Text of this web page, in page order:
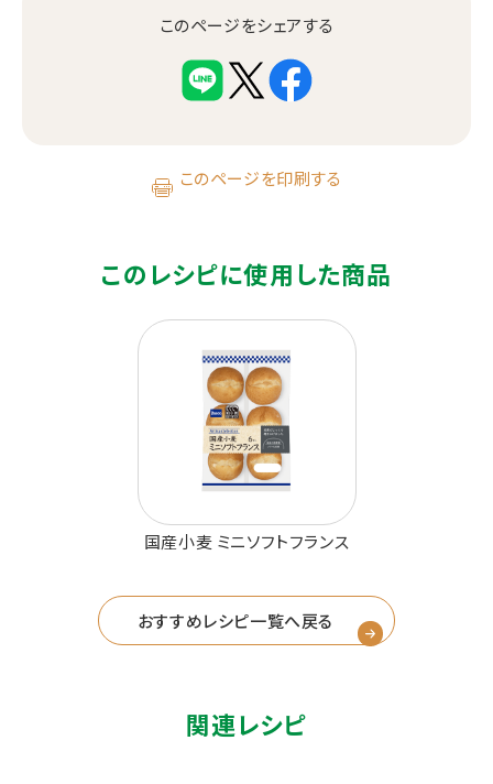
このページをシェアする
このページを印刷する
このレシピに使用した商品
国産小麦 ミニソフトフランス
おすすめレシピ一覧へ戻る
関連レシピ